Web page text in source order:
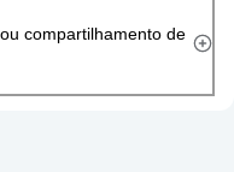
compartilhamento de